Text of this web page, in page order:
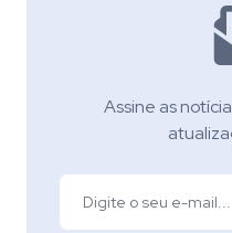
Assine as